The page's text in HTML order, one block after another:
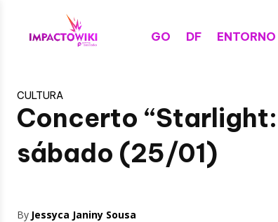
GO DF ENTORNO
CULTURA
Concerto
sábado (25/01)
By Jessyca Janiny Sousa